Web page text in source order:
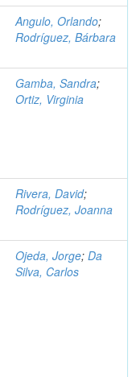
Angulo, Orlando;
Rodríguez, Bárbara
Gamba, Sandra;
Ortiz, Virginia
Rivera, David;
Rodríguez, Joanna
Ojeda, Jorge; Da
Silva, Carlos